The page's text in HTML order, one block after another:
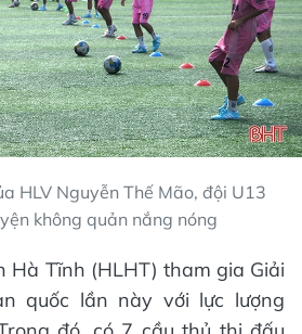
HLV Nguyễn Thế Mão, đội U13
không quản nắng nóng
Hà Tĩnh (HLHT) tham gia Giải
quốc lần này với lực lượng